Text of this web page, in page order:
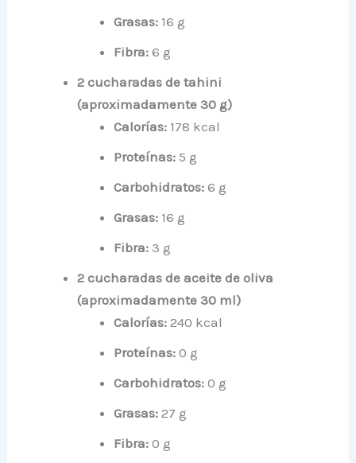
Grasas:16 g
Fibra:6 g
2 cucharadas de tahini
(aproximadamente 30 g)
Calorías:178 kcal
Proteínas:5 g
Carbohidratos:6 g
Grasas:16 g
Fibra:3 g
2 cucharadas de aceite de oliva
(aproximadamente 30 ml)
Calorías:240 kcal
Proteínas:0 g
Carbohidratos:0 g
Grasas:27 g
Fibra:0 g